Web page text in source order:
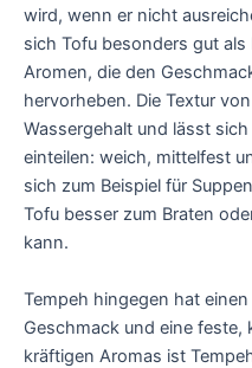
wird, wenn er nicht
sich Tofu besonders gut
Aromen, die den
hervorheben. Die Textur
Wassergehalt und lässt
einteilen: weich, mittelfest
sich zum Beispiel für
Tofu besser zum Braten
kann.
Tempeh hingegen hat
Geschmack und eine feste,
kräftigen Aromas ist